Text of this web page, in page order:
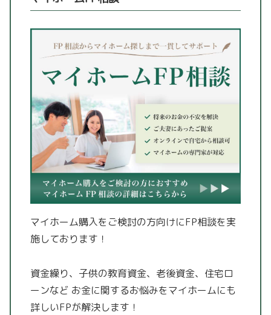
マイホーム購入をご検討の方向けにFP相談を実
施しております！
資金繰り、子供の教育資金、老後資金、住宅ロ
ーンなど お金に関するお悩みをマイホームにも
詳しいFPが解決します！